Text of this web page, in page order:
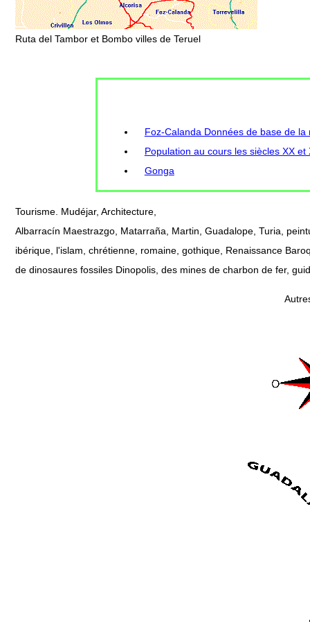
Ruta del Tambor et Bombo villes de Teruel
Foz-Calanda Données de base de la
Population au cours les siècles XX
Gonga
Tourisme. Mudéjar, Architecture,
Albarracín Maestrazgo, Matarraña, Martin, Guadalope, Turia,
ibérique, l'islam, chrétienne, romaine, gothique, Renaissance
de dinosaures fossiles Dinopolis, des mines de charbon de fer,